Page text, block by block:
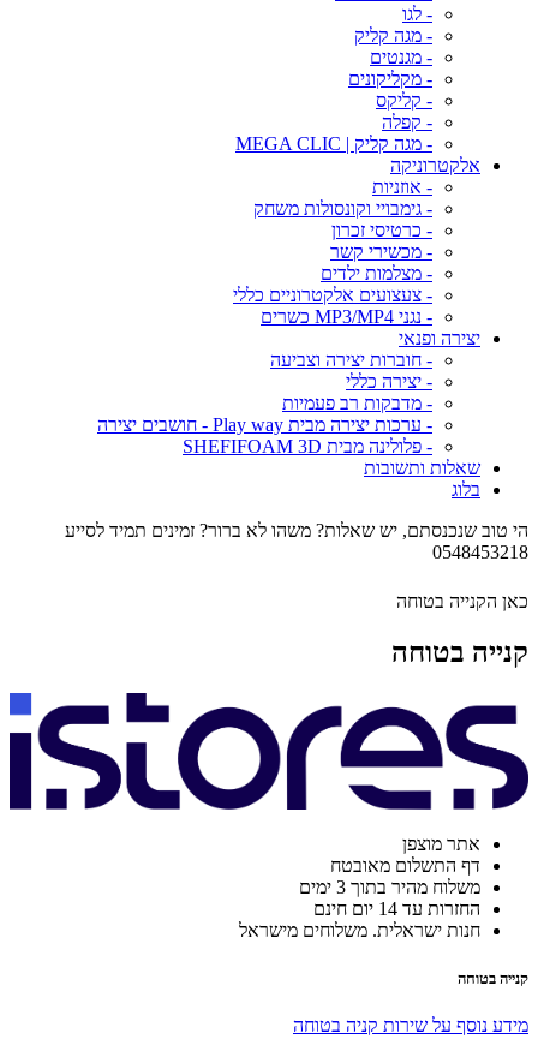
- לגו
- מגה קליק
- מגנטים
- מקליקונים
- קליקס
- קפלה
- מגה קליק | MEGA CLIC
אלקטרוניקה
- אוזניות
- גימבויי וקונסולות משחק
- כרטיסי זכרון
- מכשירי קשר
- מצלמות ילדים
- צעצועים אלקטרוניים כללי
- נגני MP3/MP4 כשרים
יצירה ופנאי
- חוברות יצירה וצביעה
- יצירה כללי
- מדבקות רב פעמיות
- ערכות יצירה מבית Play way - חושבים יצירה
- פלולינה מבית SHEFIFOAM 3D
שאלות ותשובות
בלוג
הי טוב שנכנסתם, יש שאלות? משהו לא ברור? זמינים תמיד לסייע
0548453218
כאן הקנייה בטוחה
קנייה בטוחה
אתר מוצפן
דף התשלום מאובטח
משלוח מהיר בתוך 3 ימים
החזרות עד 14 יום חינם
חנות ישראלית. משלוחים מישראל
קנייה בטוחה
מידע נוסף על שירות קניה בטוחה